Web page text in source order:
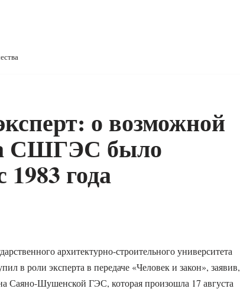
о возможной
СШГЭС было
1983 года
архитектурно-строительного университета
в роли эксперта в передаче «Человек и закон», заявив,
Саяно-Шушенской ГЭС, которая произошла 17 августа